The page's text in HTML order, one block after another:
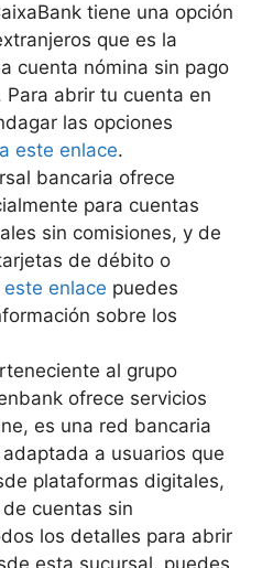
tiene una opción
que es la
cuenta nómina sin pago
Para abrir tu cuenta en
las opciones
este enlace.
bancaria ofrece
para cuentas
sin comisiones, y de
de débito o
este enlace puedes
sobre los
al grupo
ofrece servicios
es una red bancaria
a usuarios que
plataformas digitales,
cuentas sin
los detalles para abrir